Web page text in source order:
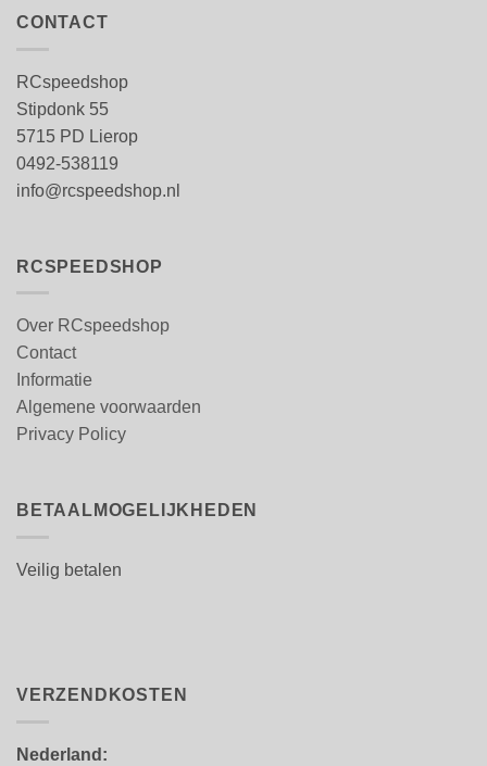
CONTACT
RCspeedshop
Stipdonk 55
5715 PD Lierop
0492-538119
info@rcspeedshop.nl
RCSPEEDSHOP
Over RCspeedshop
Contact
Informatie
Algemene voorwaarden
Privacy Policy
BETAALMOGELIJKHEDEN
Veilig betalen
VERZENDKOSTEN
Nederland: